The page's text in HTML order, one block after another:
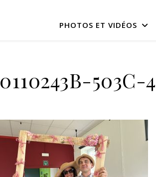
PHOTOS ET VIDÉOS
0110243B-503C-